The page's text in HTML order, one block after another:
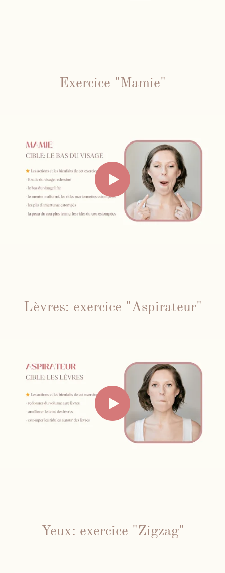
Exercice "Mamie"
Lèvres: exercice "Aspirateur"
Yeux: exercice "Zigzag"